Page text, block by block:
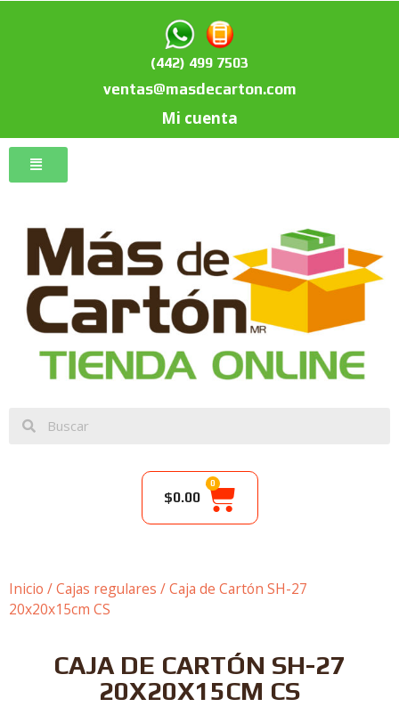
(442) 499 7503
ventas@masdecarton.com
Mi cuenta
$0.00
0
Inicio /Cajas regulares / Caja de Cartón SH-27
20x20x15cm CS
CAJA DE CARTÓN SH-27
20X20X15CM CS